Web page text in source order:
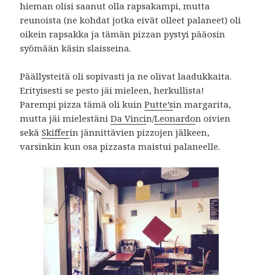
hieman olisi saanut olla rapsakampi, mutta
reunoista (ne kohdat jotka eivät olleet palaneet) oli
oikein rapsakka ja tämän pizzan pystyi pääosin
syömään käsin slaisseina.
Päällysteitä oli sopivasti ja ne olivat laadukkaita.
Erityisesti se pesto jäi mieleen, herkullista!
Parempi pizza tämä oli kuinPutte’sin margarita,
mutta jäi mielestäniDa Vincin/Leonardon oivien
sekäSkifferin jännittävien pizzojen jälkeen,
varsinkin kun osa pizzasta maistui palaneelle.